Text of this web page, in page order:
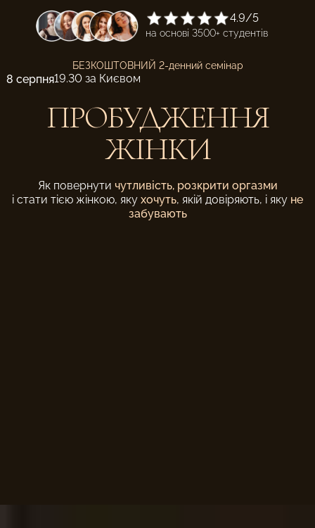
4.9/5
на основі 3500+ студентів
БЕЗКОШТОВНИЙ 2-денний семінар
8 серпня19.30 за Києвом
ПРОБУДЖЕННЯ
ЖІНКИ
Як повернути чутливість, розкрити оргазми
і стати тією жінкою, яку хочуть, якій довіряють, і яку не
забувають